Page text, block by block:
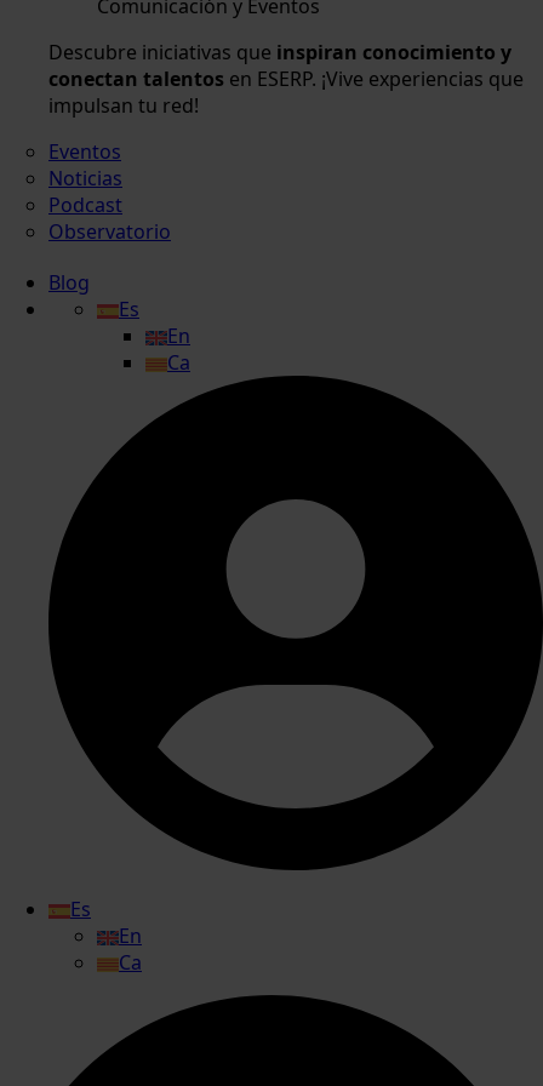
Comunicación y Eventos
Descubre iniciativas que inspiran conocimiento y
conectan talentos en ESERP. ¡Vive experiencias que
impulsan tu red!
Eventos
Noticias
Podcast
Observatorio
Blog
Es
En
Ca
Es
En
Ca